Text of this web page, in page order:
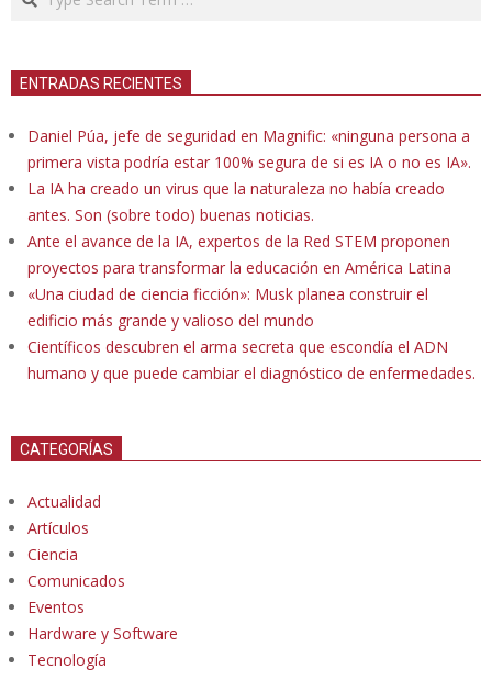
ENTRADAS RECIENTES
Daniel Púa, jefe de seguridad en Magnific: «ninguna persona a
primera vista podría estar 100% segura de si es IA o no es IA».
La IA ha creado un virus que la naturaleza no había creado
antes. Son (sobre todo) buenas noticias.
Ante el avance de la IA, expertos de la Red STEM proponen
proyectos para transformar la educación en América Latina
«Una ciudad de ciencia ficción»: Musk planea construir el
edificio más grande y valioso del mundo
Científicos descubren el arma secreta que escondía el ADN
humano y que puede cambiar el diagnóstico de enfermedades.
CATEGORÍAS
Actualidad
Artículos
Ciencia
Comunicados
Eventos
Hardware y Software
Tecnología